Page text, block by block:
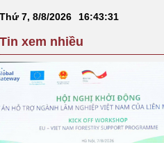
Thứ 7, 8/8/2026 16:43:32
Tin xem nhiều